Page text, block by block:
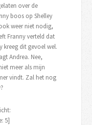
over de
boos op Shelley
weer niet nodig,
Franny verteld dat
kreeg dit gevoel wel.
Andrea. Nee,
meer als mijn
vindt. Zal het nog
5]